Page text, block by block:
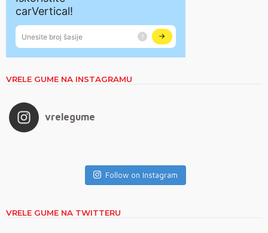
VRELE GUME NA INSTAGRAMU
vrelegume
Follow on Instagram
VRELE GUME NA TWITTERU